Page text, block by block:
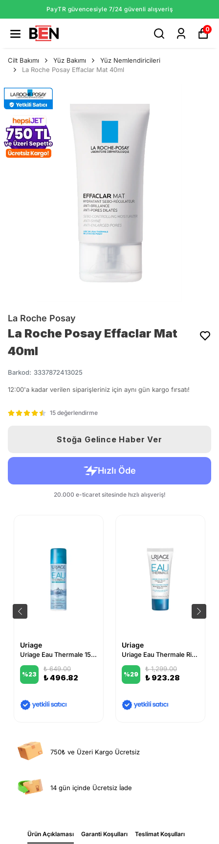
PayTR güvencesiyle 7/24 güvenli alışveriş
0
Cilt Bakımı Yüz Bakımı
Yüz Nemlendiricileri
La Roche Posay Effaclar Mat 40ml
La Roche Posay
La Roche Posay Effaclar Mat
40ml
Barkod: 3337872413025
12:00'a kadar verilen siparişleriniz için aynı gün kargo fırsatı!
15 değerlendirme
Stoğa Gelince Haber Ver
Uriage
Uriage Eau Thermale 150ml
%23
₺ 649.00
₺ 496.82
Uriage
Uriage Eau Thermale Rich Water Cream 40ml
%29
₺ 1,299.00
₺ 923.28
750₺ ve Üzeri Kargo Ücretsiz
14 gün içinde Ücretsiz İade
Ürün Açıklaması Garanti Koşulları Teslimat Koşulları